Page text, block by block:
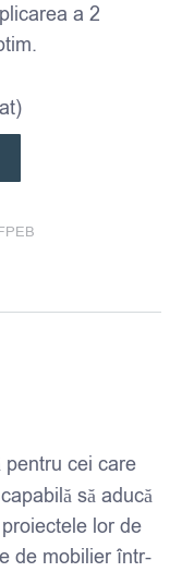
a 2
pentru cei care
să aducă
lor de
de mobilier într-